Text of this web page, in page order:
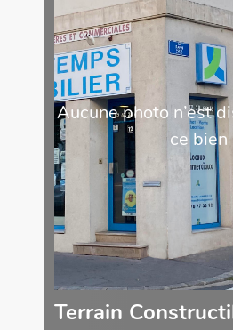
Aucune photo n’est
ce bien
Terrain